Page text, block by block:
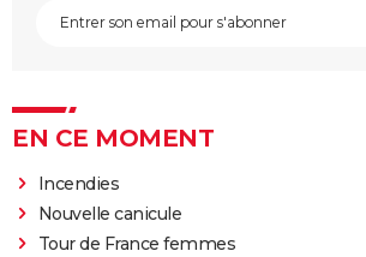
EN CE MOMENT
Incendies
Nouvelle canicule
Tour de France femmes